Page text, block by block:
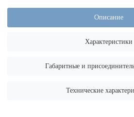
Описание
Характеристики
Габаритные и
Технические